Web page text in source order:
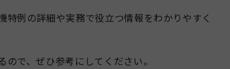
例の詳細や実務で役立つ情報をわかりやすく
で、ぜひ参考にしてください。